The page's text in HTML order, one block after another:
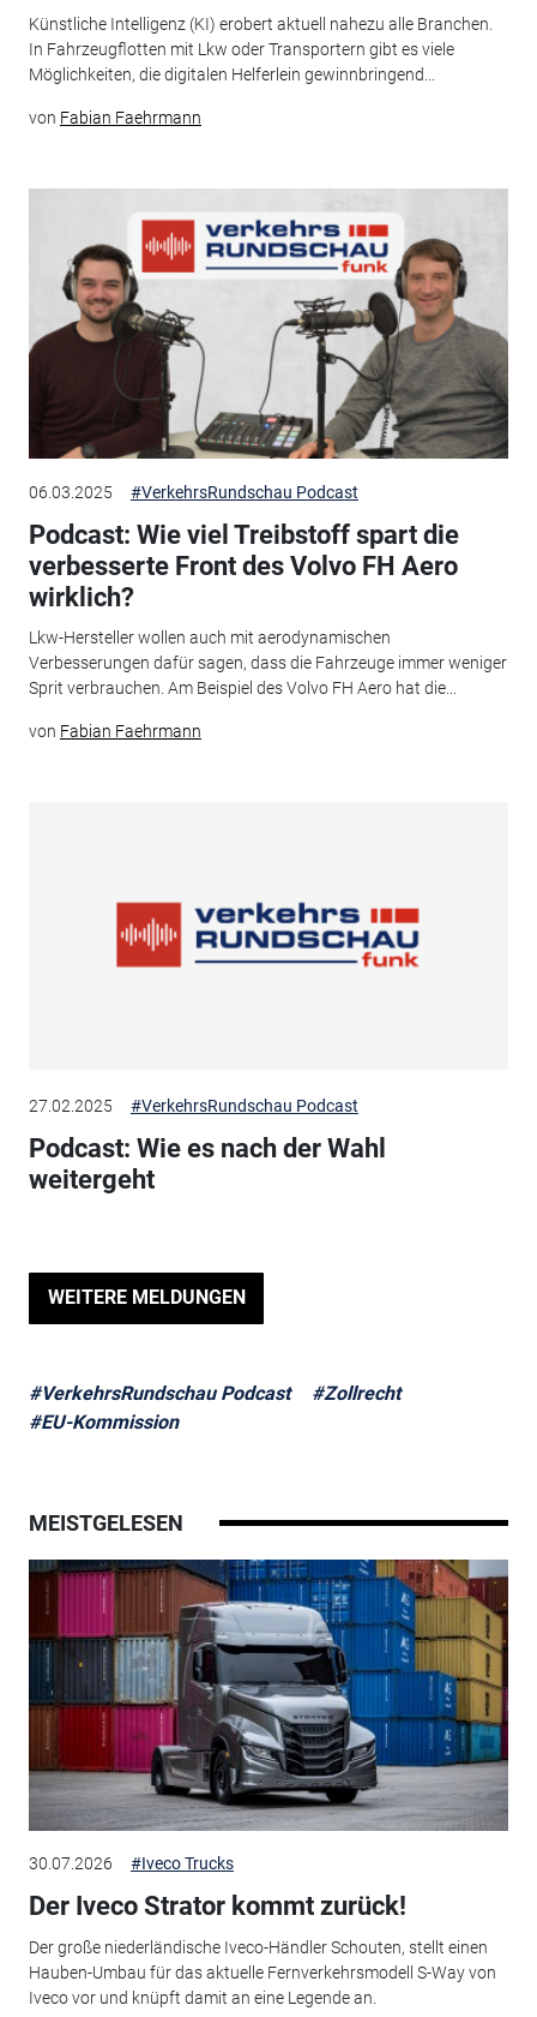
Künstliche Intelligenz (KI) erobert aktuell nahezu alle Branchen.
In Fahrzeugflotten mit Lkw oder Transportern gibt es viele
Möglichkeiten, die digitalen Helferlein gewinnbringend...
von Fabian Faehrmann
06.03.2025 #VerkehrsRundschau Podcast
Podcast: Wie viel Treibstoff spart die
verbesserte Front des Volvo FH Aero
wirklich?
Lkw-Hersteller wollen auch mit aerodynamischen
Verbesserungen dafür sagen, dass die Fahrzeuge immer weniger
Sprit verbrauchen. Am Beispiel des Volvo FH Aero hat die...
von Fabian Faehrmann
27.02.2025 #VerkehrsRundschau Podcast
Podcast: Wie es nach der Wahl
weitergeht
WEITERE MELDUNGEN
#VerkehrsRundschau Podcast
#Zollrecht
#EU-Kommission
MEISTGELESEN
30.07.2026 #Iveco Trucks
Der Iveco Strator kommt zurück!
Der große niederländische Iveco-Händler Schouten, stellt einen
Hauben-Umbau für das aktuelle Fernverkehrsmodell S-Way von
Iveco vor und knüpft damit an eine Legende an.